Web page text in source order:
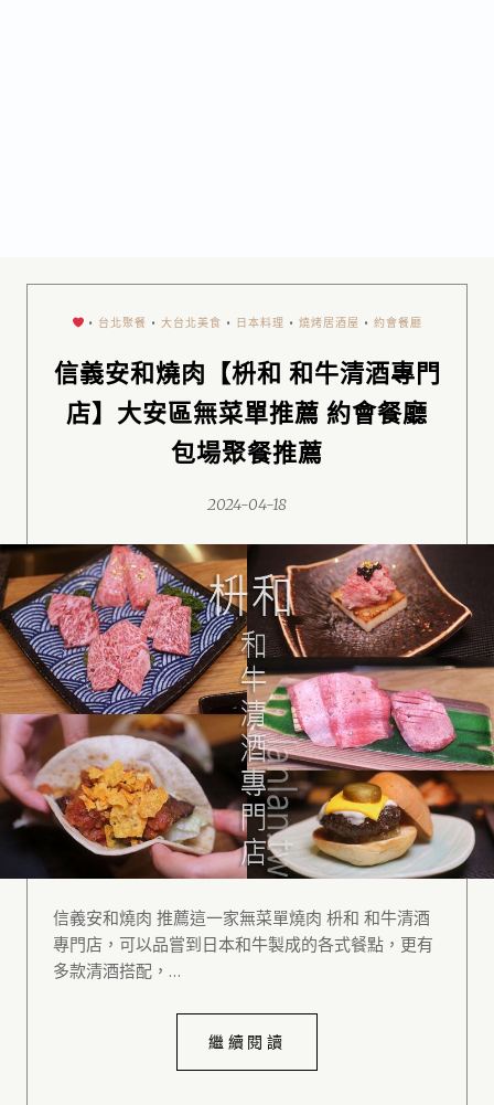
• 台北聚餐 •大台北美食 • 日本料理 •燒烤居酒屋 •約會餐廳
信義安和燒肉【枡和 和牛清酒專門
店】大安區無菜單推薦 約會餐廳
包場聚餐推薦
2024-04-18
信義安和燒肉 推薦這一家無菜單燒肉 枡和 和牛清酒
專門店，可以品嘗到日本和牛製成的各式餐點，更有
多款清酒搭配，…
繼續閱讀